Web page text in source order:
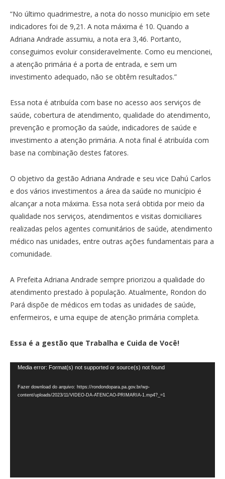
“No último quadrimestre, a nota do nosso município em sete
indicadores foi de 9,21. A nota máxima é 10. Quando a
Adriana Andrade assumiu, a nota era 3,46. Portanto,
conseguimos evoluir consideravelmente. Como eu mencionei,
a atenção primária é a porta de entrada, e sem um
investimento adequado, não se obtêm resultados.”
Essa nota é atribuída com base no acesso aos serviços de
saúde, cobertura de atendimento, qualidade do atendimento,
prevenção e promoção da saúde, indicadores de saúde e
investimento a atenção primária. A nota final é atribuída com
base na combinação destes fatores.
O objetivo da gestão Adriana Andrade e seu vice Dahú Carlos
e dos vários investimentos a área da saúde no município é
alcançar a nota máxima. Essa nota será obtida por meio da
qualidade nos serviços, atendimentos e visitas domiciliares
realizadas pelos agentes comunitários de saúde, atendimento
médico nas unidades, entre outras ações fundamentais para a
comunidade.
A Prefeita Adriana Andrade sempre priorizou a qualidade do
atendimento prestado à população. Atualmente, Rondon do
Pará dispõe de médicos em todas as unidades de saúde,
enfermeiros, e uma equipe de atenção primária completa.
Essa é a gestão que Trabalha e Cuida de Você!
Tocador
vídeo
Media error: Format(s) not supported or source(s) not found
Fazer download do arquivo: https://rondondopara.pa.gov.br/wp-
content/uploads/2023/11/VIDEO-DA-ATENCAO-PRIMARIA-1.mp4?_=1